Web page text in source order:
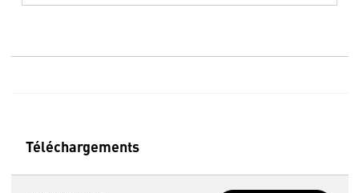
Téléchargements